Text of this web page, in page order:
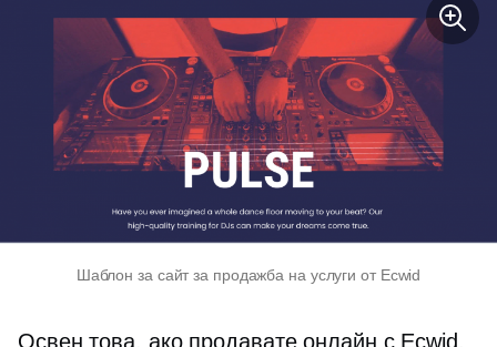
Шаблон за сайт за продажба на услуги от Ecwid
Освен това, ако продавате онлайн с Ecwid,